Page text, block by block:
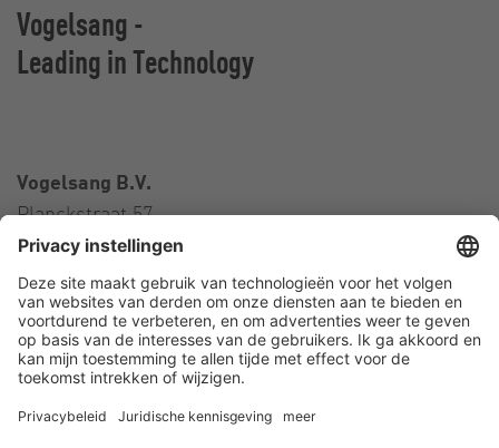
Vogelsang -
Leading in Technology
Vogelsang B.V.
Planckstraat 57
3316 GS Dordrecht
Nederland
Contact
Telefoon:+31 78 652 01 01